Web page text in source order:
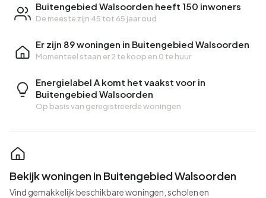
Buitengebied Walsoorden heeft 150 inwoners
De meeste zijn 45 tot 65 jaar oud
Er zijn 89 woningen in Buitengebied Walsoorden
Momenteel staan er2 te koop en 0 te huur
Energielabel A komt het vaakst voor in
Buitengebied Walsoorden
Op basis van geregistreerde woningen
Bekijk woningen in Buitengebied Walsoorden
Vind gemakkelijk beschikbare woningen, scholen en